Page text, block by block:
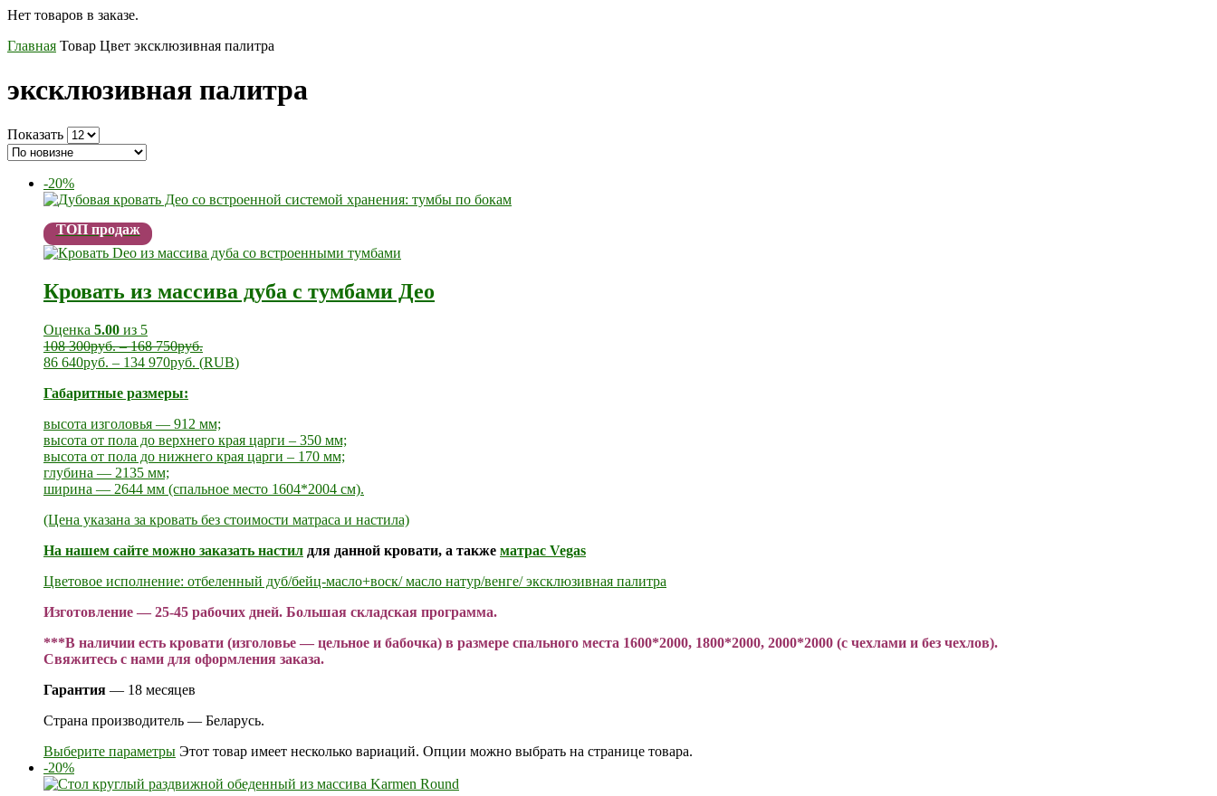
Нет товаров в заказе.
Главная Товар Цвет эксклюзивная палитра
эксклюзивная палитра
Показать
-20%
ТОП продаж
Кровать из массива дуба с тумбами Део
Оценка 5.00 из 5
108 300руб.–168 750руб.
86 640руб. – 134 970руб. (RUB)
Габаритные размеры:
высота изголовья — 912 мм;
высота от пола до верхнего края царги – 350 мм;
высота от пола до нижнего края царги – 170 мм;
глубина — 2135 мм;
ширина — 2644 мм (спальное место 1604*2004 см).
(Цена указана за кровать без стоимости матраса и настила)
На нашем сайте можно заказать настил для данной кровати, а также матрас Vegas
Цветовое исполнение: отбеленный дуб/бейц-масло+воск/ масло натур/венге/ эксклюзивная палитра
Изготовление — 25-45 рабочих дней. Большая складская программа.
***В наличии есть кровати (изголовье — цельное и бабочка) в размере спального места 1600*2000, 1800*2000, 2000*2000 (с чехлами и без чехлов).
Свяжитесь с нами для оформления заказа.
Гарантия — 18 месяцев
Страна производитель — Беларусь.
Выберите параметры Этот товар имеет несколько вариаций. Опции можно выбрать на странице товара.
-20%